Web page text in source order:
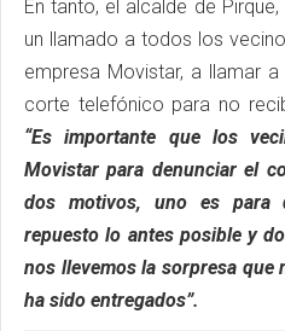
En tanto, el alcalde de
un llamado a todos los
empresa Movistar, a llamar
corte telefónico para no
“Es importante que los
Movistar para denunciar el
dos motivos, uno es para
repuesto lo antes posible y
nos llevemos la sorpresa
ha sido entregados”.